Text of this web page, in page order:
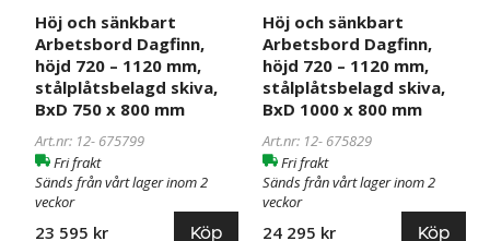
mm,
stålplåtsbelagd
skiva,
BxD
750
800
mm
Höj och sänkbart
Arbetsbord Dagfinn,
höjd 720 – 1120 mm,
stålplåtsbelagd skiva,
BxD 750 x 800 mm
Art.nr: 12- 675799
Fri frakt
Sänds från vårt lager inom 2
veckor
23 595 kr Köp
mm,
stålplåtsbelagd
skiva,
BxD
1000
800
mm
Höj och sänkbart
Arbetsbord Dagfinn,
höjd 720 – 1120 mm,
stålplåtsbelagd skiva,
BxD 1000 x 800 mm
Art.nr: 12- 675829
Fri frakt
Sänds från vårt lager inom 2
veckor
24 295 kr Köp